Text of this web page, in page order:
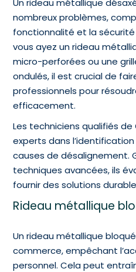
Un rideau métallique
nombreux problèmes,
fonctionnalité et la
vous ayez un rideau
micro-perforées ou une
ondulés, il est crucial de
professionnels pour
efficacement.
Les techniciens qualifiés
experts dans
causes de désalignement.
techniques avancées, ils
fournir des solutions
Rideau métallique
Un rideau métallique
commerce, empêchant
personnel. Cela peut